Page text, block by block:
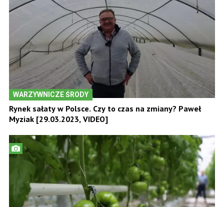
WARZYWNICZE ŚRODY
Rynek sałaty w Polsce. Czy to czas na zmiany? Paweł
Myziak [29.03.2023, VIDEO]